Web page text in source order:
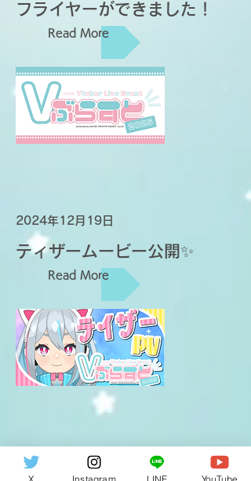
フライヤーができました！
Read More
2024年12月19日
ティザームービー公開✨
Read More
2024年11月14日
X Instagram LINE YouTube